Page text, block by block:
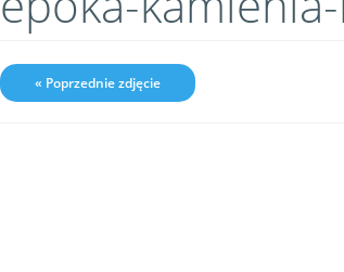
« Poprzednie zdjęcie